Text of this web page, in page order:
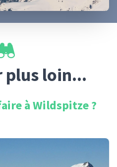
plus loin...
àWildspitze?